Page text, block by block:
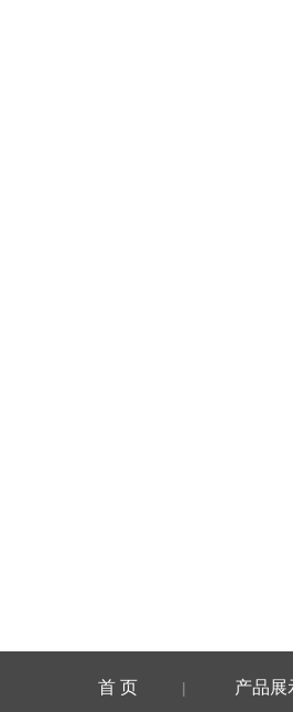
首 页 | 产品展